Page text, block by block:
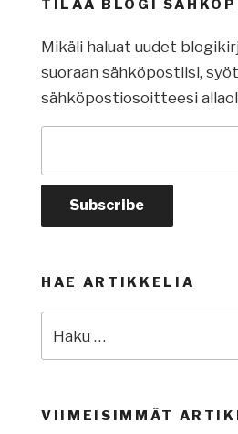
TILAA BLOGI
Mikäli haluat uudet
suoraan sähköpostiisi,
sähköpostiosoitteesi
HAE ARTIKKELIA
VIIMEISIMMÄT